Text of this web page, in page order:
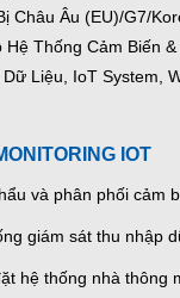
Châu Âu (EU)/G7/
Thống Cảm Biến
Liệu, IoT System,
IOT
và phân phối cảm
giám sát thu nhập
hệ thống nhà thông